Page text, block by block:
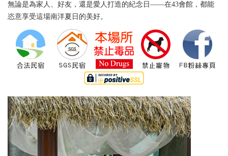
無論是為家人、好友，還是愛人打造的紀念日——在43會館，都能
恣意享受這場南洋夏日的美好。